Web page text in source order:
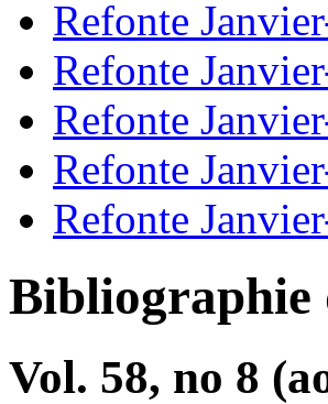
Refonte
Refonte
Refonte
Refonte
Refonte
Bibliographie
Vol. 58, no 8